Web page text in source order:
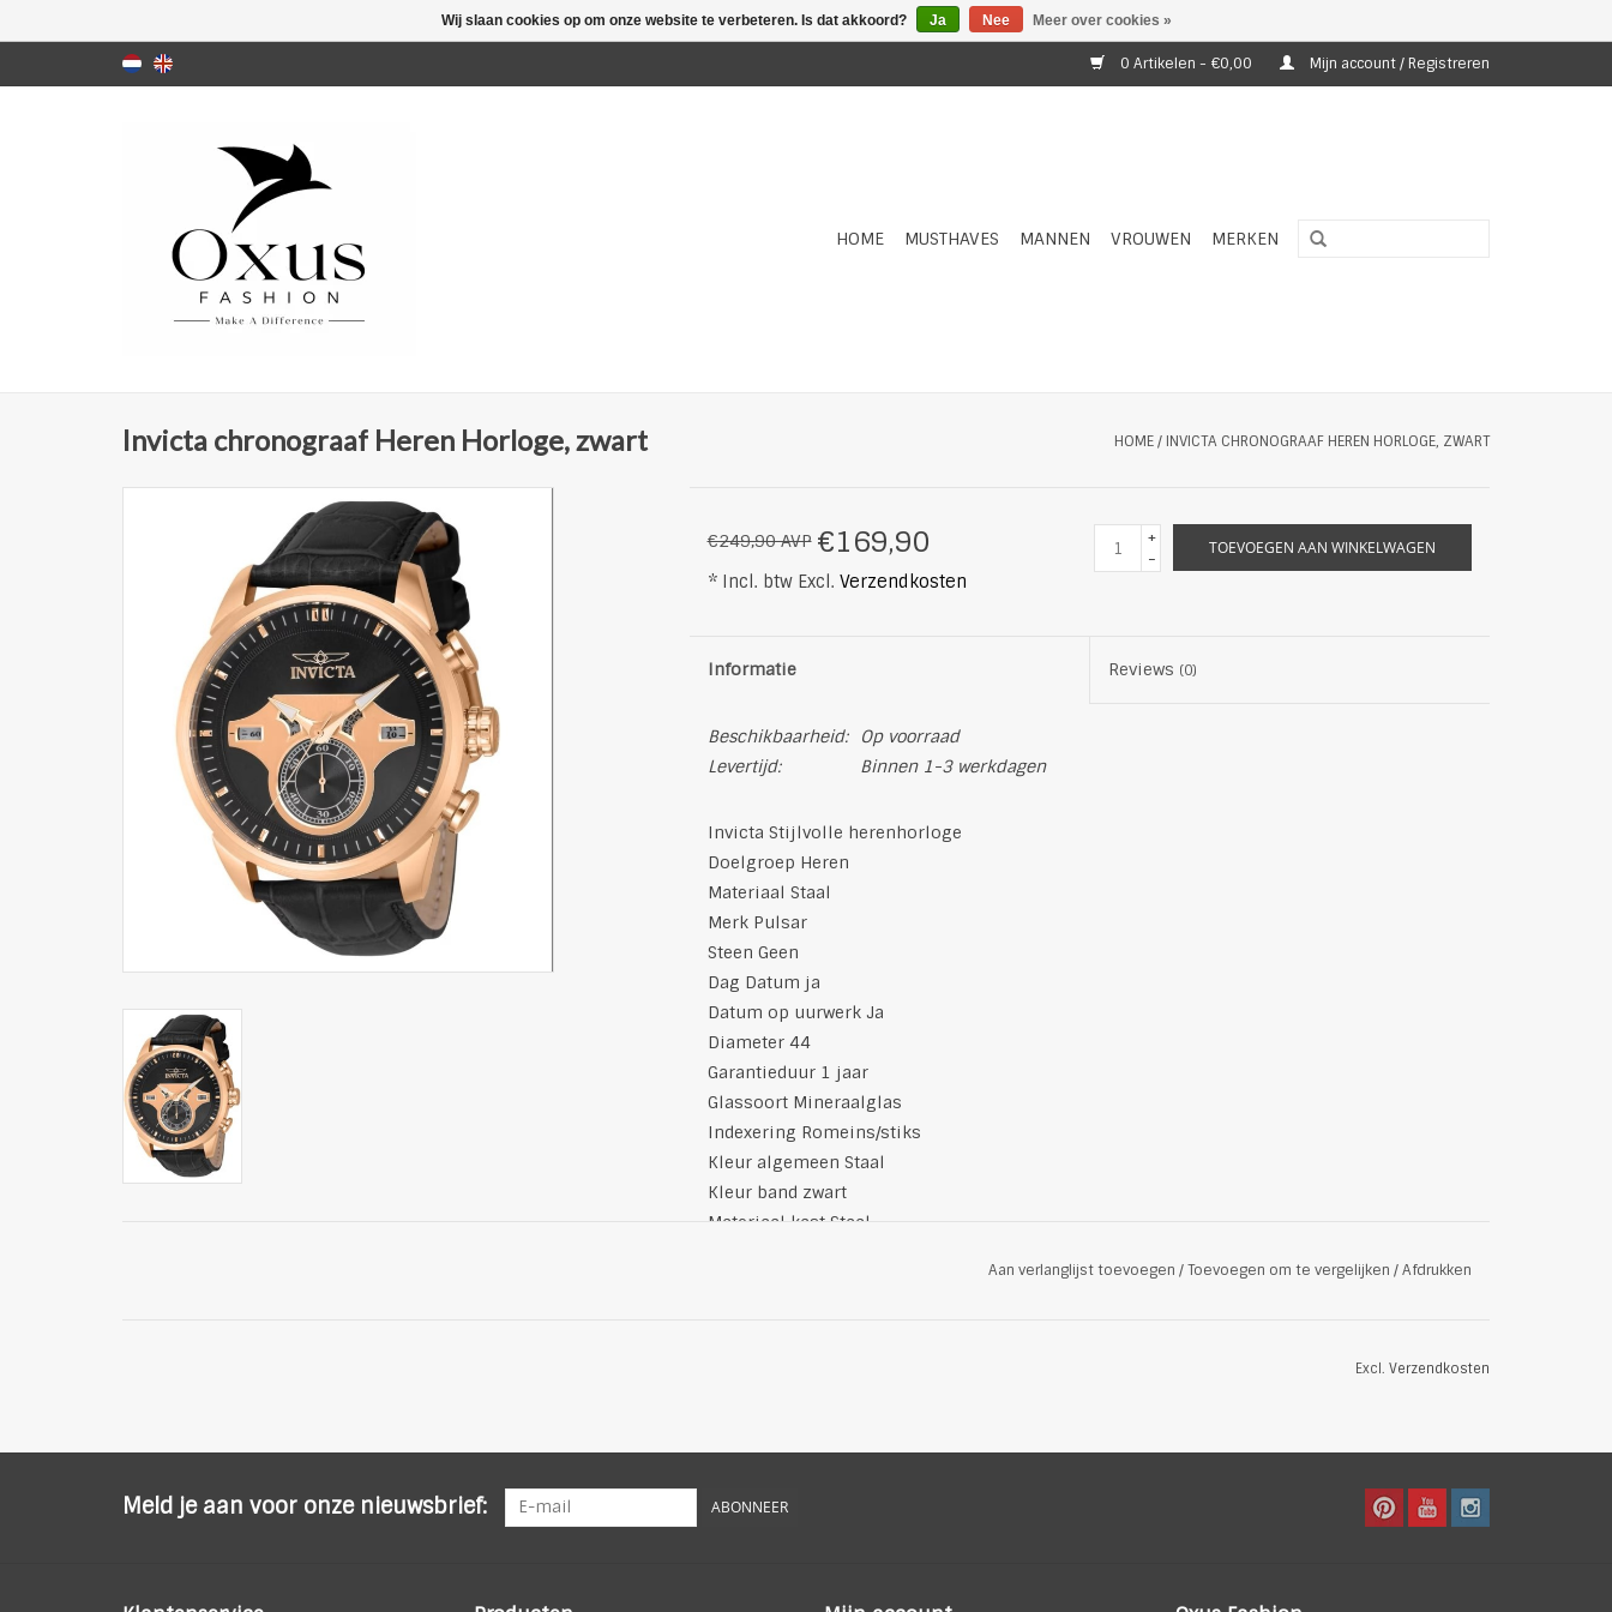
0 Artikelen - €0,00 Mijn account / Registreren
HOME MUSTHAVES MANNEN VROUWEN MERKEN
Invicta chronograaf Heren Horloge, zwart HOME/ INVICTA CHRONOGRAAF HEREN HORLOGE, ZWART
€249,90 AVP €169,90
* Incl. btw Excl. Verzendkosten
+
-
TOEVOEGEN AAN WINKELWAGEN
Informatie Reviews (0)
Beschikbaarheid:
Op voorraad
Levertijd:
Binnen 1-3 werkdagen
Invicta Stijlvolle herenhorloge
Doelgroep Heren
Materiaal Staal
Merk Pulsar
Steen Geen
Dag Datum ja
Datum op uurwerk Ja
Diameter 44
Garantieduur 1 jaar
Glassoort Mineraalglas
Indexering Romeins/stiks
Kleur algemeen Staal
Kleur band zwart
Materiaal kast Staal
Aan verlanglijst toevoegen /Toevoegen om te vergelijken /Afdrukken
Excl. Verzendkosten
Meld je aan voor onze nieuwsbrief: ABONNEER
Wij slaan cookies op om onze website te verbeteren. Is dat akkoord? Ja Nee Meer over cookies »